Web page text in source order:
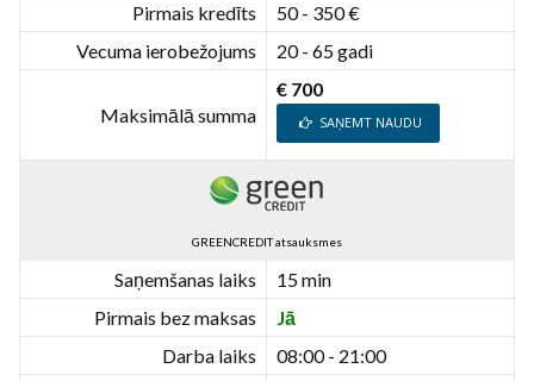
Pirmais kredīts
50 - 350 €
Vecuma ierobežojums
20 - 65 gadi
Maksimālā summa
€ 700
SAŅEMT NAUDU
GREENCREDIT atsauksmes
Saņemšanas laiks
15 min
Pirmais bez maksas
Jā
Darba laiks
08:00 - 21:00